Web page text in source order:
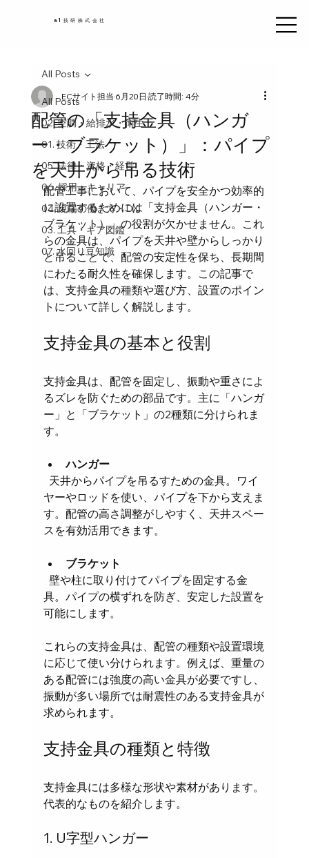
a1技研株式会社
All Posts
02. 空調・給排水・衛生
01. 技術・工法
05. 法律・資格・経営
06. 採用・キャリア
04. 現場の働き方・DX
03. 工具・ギア図鑑
07. 水回り豆知識
All Posts
配管の「支持金具（ハンガ
ー・ブラケット）」：パイプ
を天井から吊る技術
ECサイト担当6月20日 読了時間: 4分
配管工事において、パイプを安全かつ効率的
に設置するためには「支持金具（ハンガー・
ブラケット）」の役割が欠かせません。これ
らの金具は、パイプを天井や壁からしっかり
と吊ることで、配管の安定性を保ち、長期間
にわたる耐久性を確保します。この記事で
は、支持金具の種類や選び方、設置のポイン
トについて詳しく解説します。
支持金具の基本と役割
支持金具は、配管を固定し、振動や重さによ
るズレを防ぐための部品です。主に「ハンガ
ー」と「ブラケット」の2種類に分けられま
す。
ハンガー
ヤーやロッドを使い、パイプを下から支えま
す。配管の高さ調整がしやすく、天井スペー
スを有効活用できます。
ブラケット
具。パイプの横ずれを防ぎ、安定した設置を
可能にします。
これらの支持金具は、配管の種類や設置環境
に応じて使い分けられます。例えば、重量の
ある配管には強度の高い金具が必要ですし、
振動が多い場所では耐震性のある支持金具が
求められます。
支持金具の種類と特徴
支持金具には多様な形状や素材があります。
代表的なものを紹介します。
1. U字型ハンガー